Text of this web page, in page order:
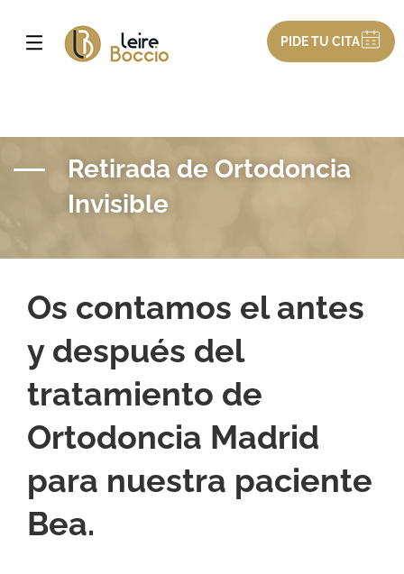
PIDE TU CITA
Retirada de Ortodoncia
Invisible
Os contamos el antes
y después del
tratamiento de
Ortodoncia Madrid
para nuestra paciente
Bea.